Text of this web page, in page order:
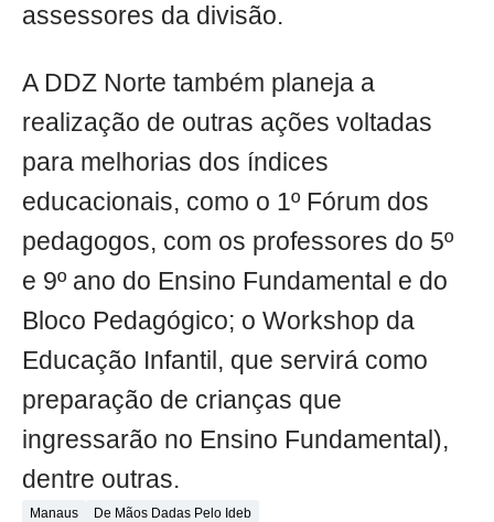
assessores da divisão.
A DDZ Norte também planeja a
realização de outras ações voltadas
para melhorias dos índices
educacionais, como o 1º Fórum dos
pedagogos, com os professores do 5º
e 9º ano do Ensino Fundamental e do
Bloco Pedagógico; o Workshop da
Educação Infantil, que servirá como
preparação de crianças que
ingressarão no Ensino Fundamental),
dentre outras.
Manaus De Mãos Dadas Pelo Ideb